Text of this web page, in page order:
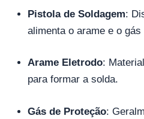
Pistola de Soldagem:
alimenta o arame e o gás
Arame Eletrodo:
para formar a solda.
Gás de Proteção: